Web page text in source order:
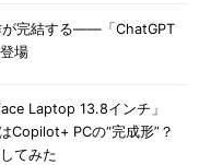
が完結する――「ChatGPT
場
Laptop 13.8インチ」
Copilot+ PCの“完成形”？
てみた